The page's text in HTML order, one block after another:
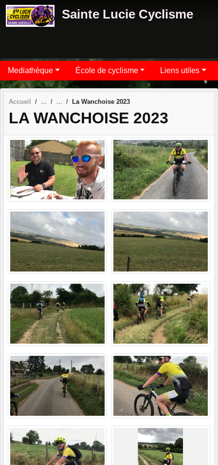
Sainte Lucie Cyclisme
Mediathèque École de cyclisme Liens utiles
Accueil La Wanchoise 2023
LA WANCHOISE 2023
Panneau de gestion des cookies